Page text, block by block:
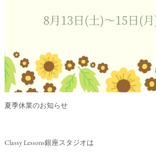
夏季休業のお知らせ
Classy Lessons銀座スタジオは